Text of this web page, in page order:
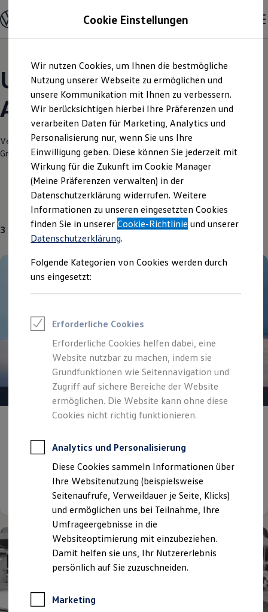
Hauptinhalt
springen
Footer
springen
Modelle und Konfigurator
Konfigurator
Modelle vergleichen
Elektroautos
ENERGY Sondermodelle
Nutzfahrzeuge
SUV und CUV
Familienautos
Kombis
Kompaktwagen
Sportwagen
Schnell verfügbare Fahrzeuge
Angebote und Produkte
Aktuelle Angebote
E-Auto-Förderung
Volkswagen Marktplatz
Die ENERGY Sondermodelle
Junge Gebrauchtwagen und Gebrauchtwagen
Volkswagen Zertifizierte Gebrauchtwagen
Elektromobilität bei Gebrauchtwagen
Saisonangebote
Reifenpakete
Leasing
Leasing-Angebote
Elektroauto Leasing
Kleinwagen-Leasing
Leasing ohne Anzahlung
Finanzierung
Autokredit mit Schlussrate
Versicherungen und Garantien
Kfz-Versicherung
Restschuldversicherungen
Garantien
Professional Class bei Volkswagen
Behörden
Direktkunden
Sonderfahrzeuge
Anpfiff zum Gewinn
Elektromobilität
Elektroautos
ID. Tutorials
Elektrofahrzeugkonzepte
ID. EVERY1
Reichweite
Rekuperation
Unsere aktuellen
Angebote und mehr
Verantwortlich für die Inhalte auf dieser Seite ist die Schröder Team Verl
GmbH & Co. KG(Impressum & Rechtliches)
3 Angebote
Gepflegt, geprüft und für gut befunden.
Volkswagen Zertifizierte
Gebrauchtwagen.
Details ansehen
Cookie Einstellungen
Wir nutzen Cookies, um Ihnen die bestmögliche
Nutzung unserer Webseite zu ermöglichen und
unsere Kommunikation mit Ihnen zu verbessern.
Wir berücksichtigen hierbei Ihre Präferenzen und
verarbeiten Daten für Marketing, Analytics und
Personalisierung nur, wenn Sie uns Ihre
Einwilligung geben. Diese können Sie jederzeit mit
Wirkung für die Zukunft im Cookie Manager
(Meine Präferenzen verwalten) in der
Datenschutzerklärung widerrufen. Weitere
Informationen zu unseren eingesetzten Cookies
finden Sie in unsererCookie-Richtlinie und unserer
Datenschutzerklärung.
Folgende Kategorien von Cookies werden durch
uns eingesetzt:
Erforderliche Cookies
Erforderliche Cookies helfen dabei, eine
Website nutzbar zu machen, indem sie
Grundfunktionen wie Seitennavigation und
Zugriff auf sichere Bereiche der Website
ermöglichen. Die Website kann ohne diese
Cookies nicht richtig funktionieren.
Analytics und Personalisierung
Diese Cookies sammeln Informationen über
Ihre Websitenutzung (beispielsweise
Seitenaufrufe, Verweildauer je Seite, Klicks)
und ermöglichen uns bei Teilnahme, Ihre
Umfrageergebnisse in die
Websiteoptimierung mit einzubeziehen.
Damit helfen sie uns, Ihr Nutzererlebnis
persönlich auf Sie zuzuschneiden.
Marketing